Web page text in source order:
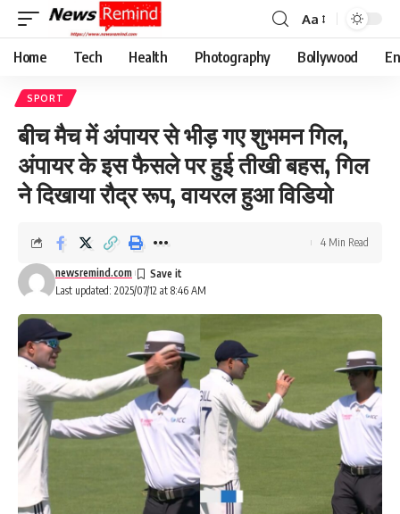
Font
Resizer
Aa
Home Tech Health Photography Bollywood
SPORT
बीच मैच में अंपायर से भीड़ गए शुभमन गिल,
अंपायर के इस फैसले पर हुई तीखी बहस, गिल
ने दिखाया रौद्र रूप, वायरल हुआ विडियो
Last updated: 2025/07/12 at 8:46 AM
newsremind.com
4 Min Read